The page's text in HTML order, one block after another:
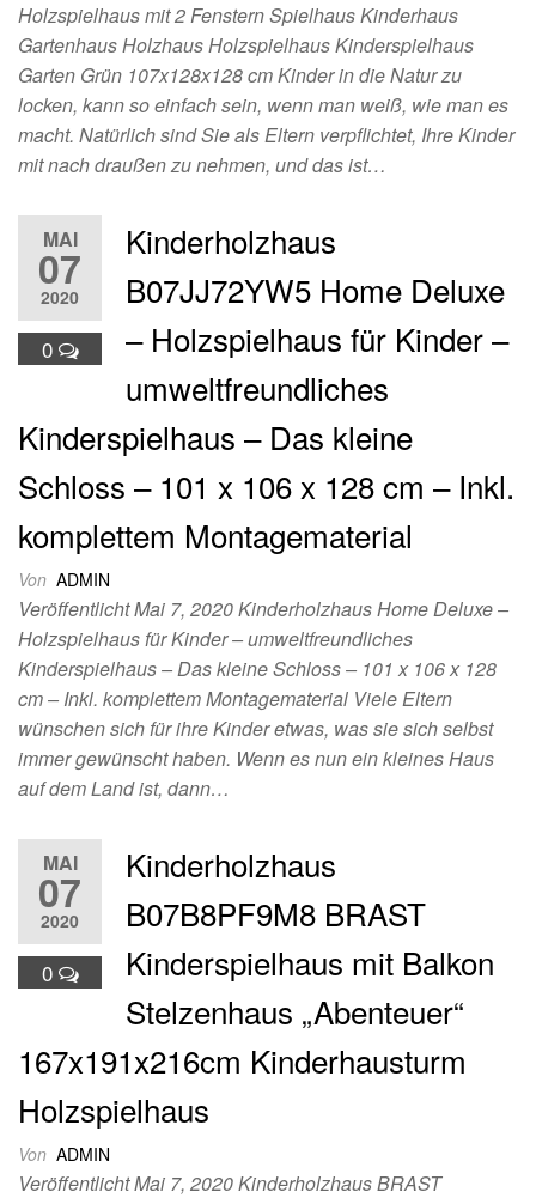
Holzspielhaus mit 2 Fenstern Spielhaus Kinderhaus
Gartenhaus Holzhaus Holzspielhaus Kinderspielhaus
Garten Grün 107x128x128 cm Kinder in die Natur zu
locken, kann so einfach sein, wenn man weiß, wie man es
macht. Natürlich sind Sie als Eltern verpflichtet, Ihre Kinder
mit nach draußen zu nehmen, und das ist…
MAI
07
2020
0
Kinderholzhaus
B07JJ72YW5 Home Deluxe
– Holzspielhaus für Kinder –
umweltfreundliches
Kinderspielhaus – Das kleine
Schloss – 101 x 106 x 128 cm – Inkl.
komplettem Montagematerial
Von ADMIN
Veröffentlicht Mai 7, 2020 Kinderholzhaus Home Deluxe –
Holzspielhaus für Kinder – umweltfreundliches
Kinderspielhaus – Das kleine Schloss – 101 x 106 x 128
cm – Inkl. komplettem Montagematerial Viele Eltern
wünschen sich für ihre Kinder etwas, was sie sich selbst
immer gewünscht haben. Wenn es nun ein kleines Haus
auf dem Land ist, dann…
MAI
07
2020
0
Kinderholzhaus
B07B8PF9M8 BRAST
Kinderspielhaus mit Balkon
Stelzenhaus „Abenteuer“
167x191x216cm Kinderhausturm
Holzspielhaus
Von ADMIN
Veröffentlicht Mai 7, 2020 Kinderholzhaus BRAST